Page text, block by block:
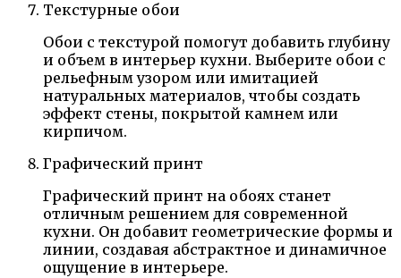
Текстурные обои
Обои с текстурой помогут добавить глубину
и объем в интерьер кухни. Выберите обои с
рельефным узором или имитацией
натуральных материалов, чтобы создать
эффект стены, покрытой камнем или
кирпичом.
Графический принт
Графический принт на обоях станет
отличным решением для современной
кухни. Он добавит геометрические формы и
линии, создавая абстрактное и динамичное
ощущение в интерьере.